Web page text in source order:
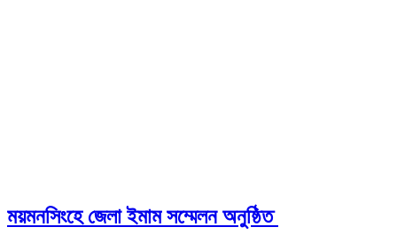
ময়মনসিংহে জেলা ইমাম সম্মেলন অনুষ্ঠিত